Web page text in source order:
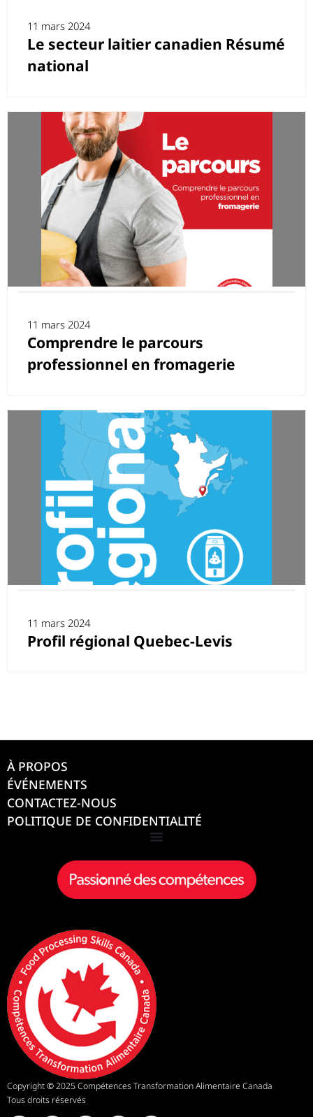
11 mars 2024
Le secteur laitier canadien Résumé
national
11 mars 2024
Comprendre le parcours
professionnel en fromagerie
11 mars 2024
Profil régional Quebec-Levis
À PROPOS
ÉVÉNEMENTS
CONTACTEZ-NOUS
POLITIQUE DE CONFIDENTIALITÉ
Copyright©2025 Compétences Transformation Alimentaire Canada
Tous droits réservés